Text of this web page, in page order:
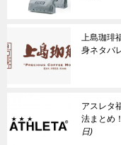
上島珈琲
身ネタバ
アスレタ
法まとめ
日